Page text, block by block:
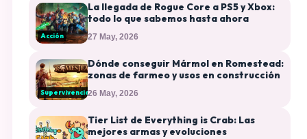
Acción
La llegada de Rogue Core a PS5 y Xbox:
todo lo que sabemos hasta ahora
27 May, 2026
Supervivencia
Dónde conseguir Mármol en Romestead:
zonas de farmeo y usos en construcción
26 May, 2026
Tier List de Everything is Crab: Las
mejores armas y evoluciones